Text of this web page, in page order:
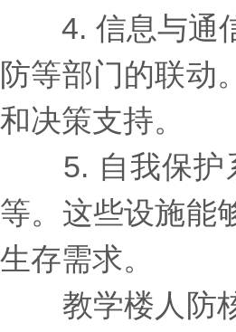
4. 信息与通信
防等部门的联动
和决策支持。
5. 自我保护系
等。这些设施能
生存需求。
教学楼人防核